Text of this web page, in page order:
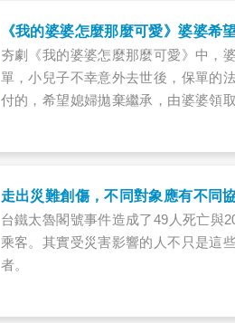
夯劇《我的婆婆怎麼那麼可愛》中，
單，小兒子不幸意外去世後，保單的
付的，希望媳婦拋棄繼承，由婆婆領
走出災難創傷，不同對象應有不同
台鐵太魯閣號事件造成了49人死亡與
乘客。其實受災害影響的人不只是這
者。